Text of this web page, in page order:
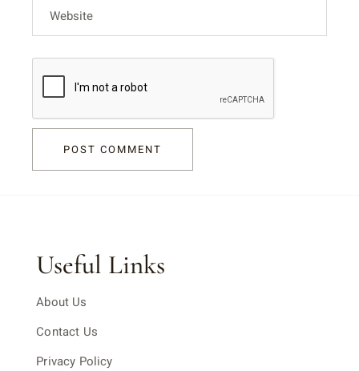
POST COMMENT
Useful Links
About Us
Contact Us
Privacy Policy